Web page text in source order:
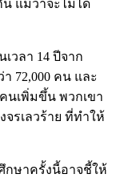
แม้ว่าจะไม่ได้
วลา 14 ปีจาก
72,000 คน และ
นเพิ่มขึ้น พวกเขา
รเลวร้าย ที่ทำให้
ศึกษาครั้งนี้อาจชี้ให้